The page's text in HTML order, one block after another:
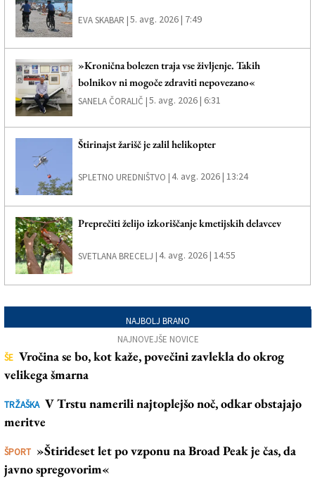
EVA SKABAR |5. avg. 2026 | 7:49
»Kronična bolezen traja vse življenje. Takih
bolnikov ni mogoče zdraviti nepovezano«
SANELA ČORALIČ |5. avg. 2026 | 6:31
Štirinajst žarišč je zalil helikopter
SPLETNO UREDNIŠTVO |4. avg. 2026 | 13:24
Preprečiti želijo izkoriščanje kmetijskih delavcev
SVETLANA BRECELJ |4. avg. 2026 | 14:55
NAJBOLJ BRANO
NAJNOVEJŠE NOVICE
ŠE Vročina se bo, kot kaže, povečini zavlekla do okrog
velikega šmarna
TRŽAŠKA V Trstu namerili najtoplejšo noč, odkar obstajajo
meritve
ŠPORT »Štirideset let po vzponu na Broad Peak je čas, da
javno spregovorim«